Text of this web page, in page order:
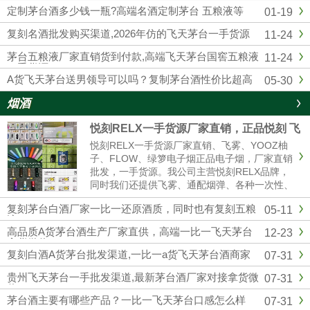
01-19
定制茅台酒多少钱一瓶?高端名酒定制茅台 五粮液等
11-24
复刻名酒批发购买渠道,2026年仿的飞天茅台一手货源
11-24
茅台五粮液厂家直销货到付款,高端飞天茅台国窖五粮液
一手货源
05-30
A货飞天茅台送男领导可以吗？复制茅台酒性价比超高
烟酒
悦刻RELX一手货源厂家直销，正品悦刻 飞
雾 各种一次性 烟弹超多
悦刻RELX一手货源厂家直销、飞雾、YOOZ柚
子、FLOW、绿箩电子烟正品电子烟，厂家直销
批发，一手货源。我公司主营悦刻RELX品牌，
同时我们还提供飞雾、通配烟弹、各种一次性、
冰熊、辣妹等各大品牌电子烟货源批发拿货，网
红同款电子烟一件代发，烟弹品味多，全国供货
批发。悦刻一手货源微信：...
05-11
复刻茅台白酒厂家一比一还原酒质，同时也有复刻五粮
液
12-23
高品质A货茅台酒生产厂家直供，高端一比一飞天茅台
拿货微信
07-31
复刻白酒A货茅台批发渠道,一比一a货飞天茅台酒商家
07-31
贵州飞天茅台一手批发渠道,最新茅台酒厂家对接拿货微
信
07-31
茅台酒主要有哪些产品？一比一飞天茅台口感怎么样